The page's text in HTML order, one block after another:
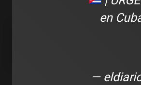
en
—
James Rodríguez se une al
León: ‘Vengo a aportar con
con la ilusión de jugar el